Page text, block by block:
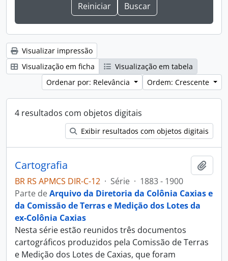
Visualizar impressão
Visualização em ficha
Visualização em tabela
Ordenar por: Relevância
Ordem: Crescente
4 resultados com objetos digitais
Exibir resultados com objetos digitais
Cartografia
BR RS APMCS DIR-C-12 · Série · 1883 - 1900
Parte deArquivo da Diretoria da Colônia Caxias e
da Comissão de Terras e Medição dos Lotes da
ex-Colônia Caxias
Nesta série estão reunidos três documentos
cartográficos produzidos pela Comissão de Terras
e Medição dos Lotes de Caxias, que foram